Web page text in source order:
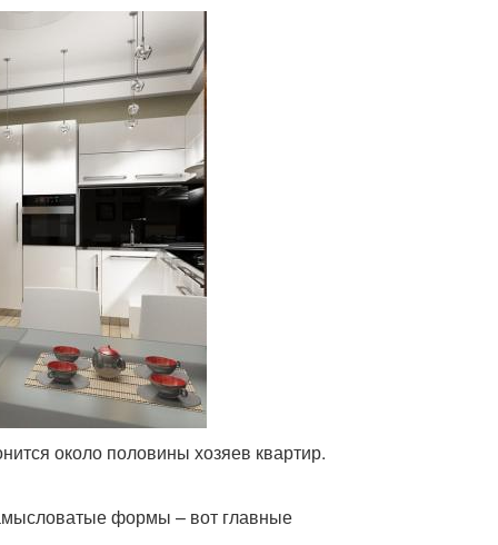
около половины хозяев квартир.
формы – вот главные